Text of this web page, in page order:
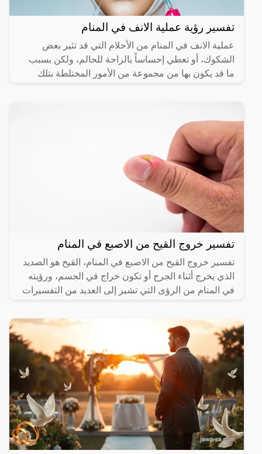
تفسير رؤية عملية الانف في المنام
عملية الانف في المنام من الأحلام التي قد تثير بعض
الشكوك، أو تعطي إحساساً بالراحة للحالم، ولكن بسبب
ما قد يكون بها من مجموعة من الأمور المختلطة بتلك
تفسير خروج القيح من الاصبع في المنام
تفسير خروج القيح من الاصبع في المنام، القيح هو الصديد
الذي يخرج أثناء الجرح أو تكون خراج في الجسم، ورؤيته
في المنام من الرؤى التي تشير إلى العديد من التفسيرات